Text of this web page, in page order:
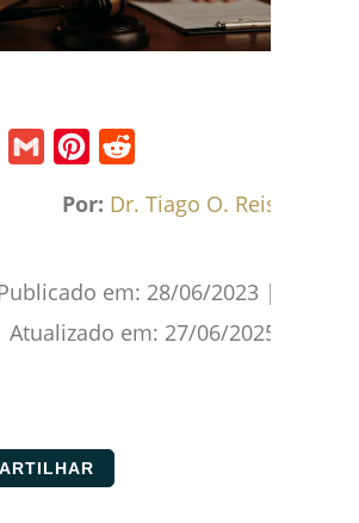
Por: Dr. Tiago O. Reis
em: 28/06/2023 |
Atualizado em: 27/06/2025